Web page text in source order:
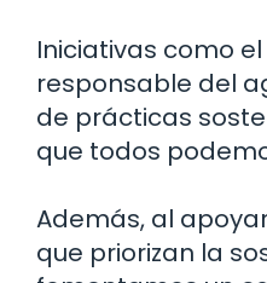
Iniciativas como
responsable del
de prácticas
que todos
Además, al
que priorizan la